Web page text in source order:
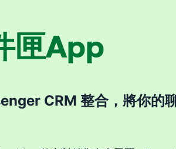
匣App
CRM 整合，將你的